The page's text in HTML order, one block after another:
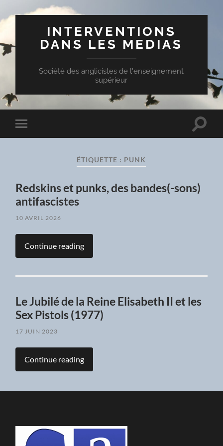
INTERVENTIONS
DANS LES MEDIAS
Société des anglicistes de l'enseignement
supérieur
Toggle
mobile
Toggle
ÉTIQUETTE : PUNK
Redskins et punks, des bandes(-sons)
antifascistes
10 AVRIL 2026
Continue reading
Le Jubilé de la Reine Elisabeth II et les
Sex Pistols (1977)
17 JUIN 2023
Continue reading